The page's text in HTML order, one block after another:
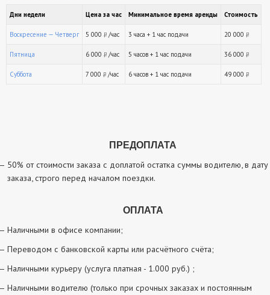
Дни недели Цена за час Минимальное время аренды Стоимость
Воскресение — Четверг 5 000 руб.
/час 3 часа + 1 час подачи 20 000
Пятница 6 000 руб.
/час 5 часов + 1 час подачи 36 000
Суббота 7 000 руб.
/час 6 часов + 1 час подачи 49 000
ПРЕДОПЛАТА
50% от стоимости заказа с доплатой остатка суммы водителю, в дату
заказа, строго перед началом поездки.
ОПЛАТА
Наличными в офисе компании;
Переводом с банковской карты или расчётного счёта;
Наличными курьеру (услуга платная - 1.000 руб.) ;
Наличными водителю (только при срочных заказах и постоянным